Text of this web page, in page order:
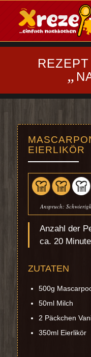
„
EIERLIKÖR
Anspruch:
Anzahl der
ca. 20
ZUTATEN
500g
50ml Milch
2 Päckchen
350ml Eierlikör